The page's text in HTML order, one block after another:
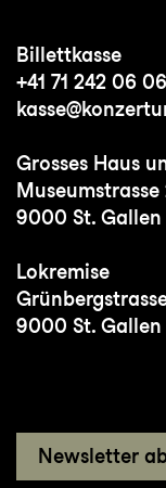
Billettkasse
+41 71 242 06 06
Grosses Haus
9000 St. Gallen
Lokremise
9000 St. Gallen
Newsletter